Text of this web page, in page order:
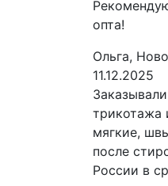
опта!
Ольга,
11.12.2025
мягкие,
после
России в